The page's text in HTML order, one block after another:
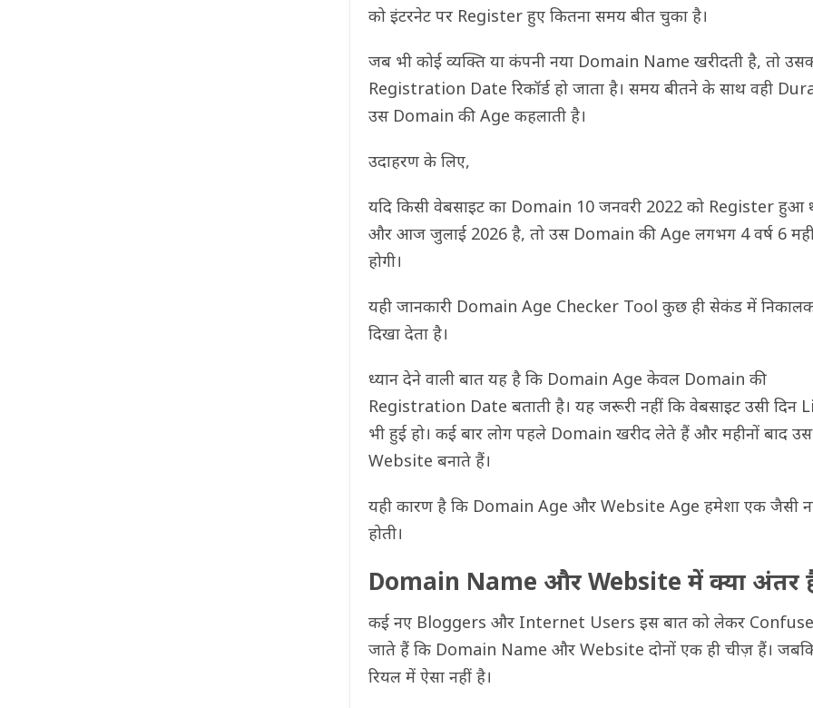
को इंटरनेट पर Register हुए कितना समय बीत चुका है।
जब भी कोई व्यक्ति या कंपनी नया Domain Name खरीदती है, तो
Registration Date रिकॉर्ड हो जाता है। समय बीतने के साथ वही
उस Domain की Age कहलाती है।
उदाहरण के लिए,
यदि किसी वेबसाइट का Domain 10 जनवरी 2022 को Register हुआ
और आज जुलाई 2026 है, तो उस Domain की Age लगभग 4 वर्ष 6
होगी।
यही जानकारी Domain Age Checker Tool कुछ ही सेकंड में
दिखा देता है।
ध्यान देने वाली बात यह है कि Domain Age केवल Domain की
Registration Date बताती है। यह जरूरी नहीं कि वेबसाइट उसी दिन
भी हुई हो। कई बार लोग पहले Domain खरीद लेते हैं और महीनों बाद
Website बनाते हैं।
यही कारण है कि Domain Age और Website Age हमेशा एक जैसी
होती।
Domain Name और Website में क्या अंतर
कई नए Bloggers और Internet Users इस बात को लेकर Confuse
जाते हैं कि Domain Name और Website दोनों एक ही चीज़ हैं।
रियल में ऐसा नहीं है।